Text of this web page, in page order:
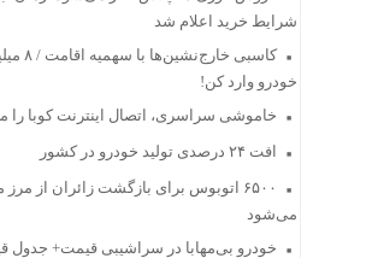
شرایط خرید اعلام شد
کاسبی
خودرو وارد کن!
خاموشی سراسری، اتصال اینترنت کوبا را
افت ۲۴ درصدی تولید خودرو در کشور
۶۵۰۰ اتوبوس برای بازگشت زائران از
می‌شود
خودرو بی‌مهابا در سراشیبی قیمت+ جدول